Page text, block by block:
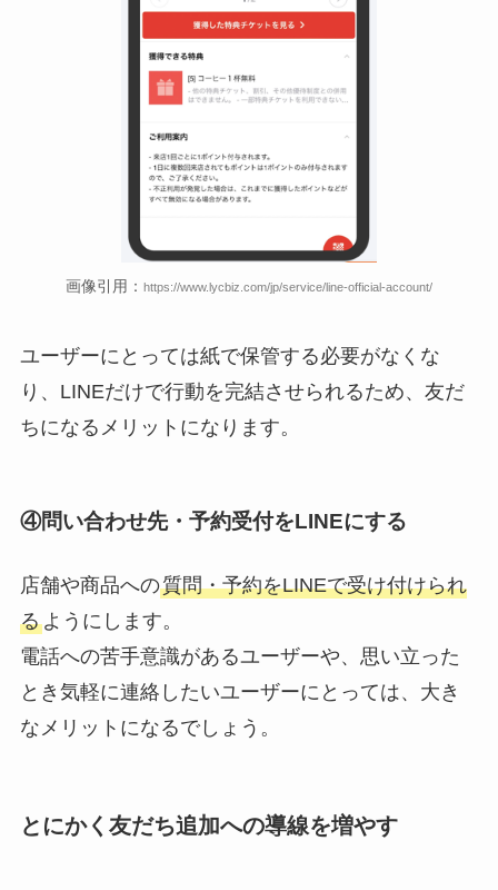
画像引用： https://www.lycbiz.com/jp/service/line-official-account/
ユーザーにとっては紙で保管する必要がなくな
り、LINEだけで行動を完結させられるため、友だ
ちになるメリットになります。
④問い合わせ先・予約受付をLINEにする
店舗や商品への質問・予約をLINEで受け付けられ
るようにします。
電話への苦手意識があるユーザーや、思い立った
とき気軽に連絡したいユーザーにとっては、大き
なメリットになるでしょう。
とにかく友だち追加への導線を増やす